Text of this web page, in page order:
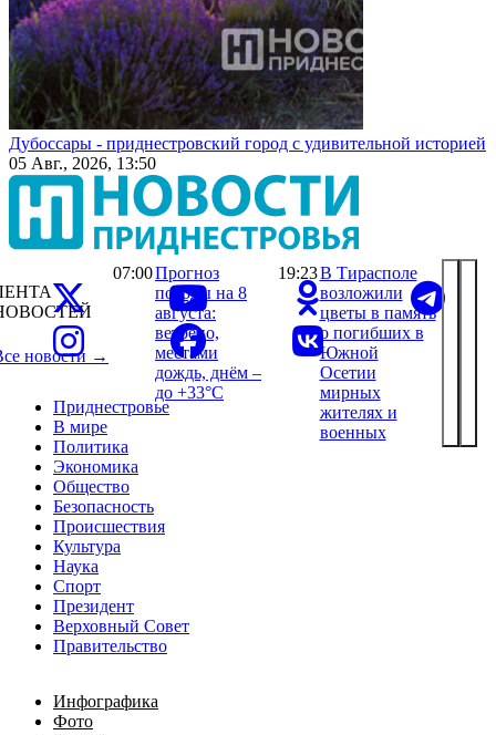
Дубоссары - приднестровский город с удивительной историей
05 Авг., 2026, 13:50
Приднестровье
В мире
Политика
Экономика
Общество
Безопасность
Происшествия
Культура
Наука
Спорт
Президент
Верховный Совет
Правительство
Инфографика
Фото
новости →
07:00Прогноз
погоды на 8
августа:
ветрено,
местами
дождь, днём –
до +33°С
19:23В Тирасполе
возложили
цветы в память
о погибших в
Южной
Осетии
мирных
жителях и
военных